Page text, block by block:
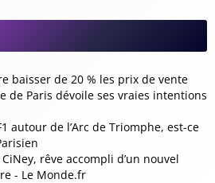
baisser de 20 % les prix de vente
de Paris dévoile ses vraies intentions
autour de l’Arc de Triomphe, est-ce
rêve accompli d’un nouvel
- Le Monde.fr